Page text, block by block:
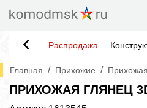
Распродажа
Главная / Прихожие /
ПРИХОЖАЯ ГЛЯНЕЦ